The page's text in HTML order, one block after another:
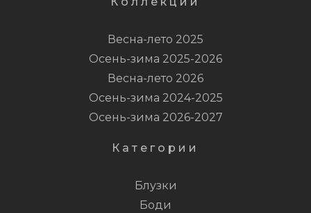
Весна-лето 2025
Осень-зима 2025-2026
Весна-лето 2026
Осень-зима 2024-2025
Осень-зима 2026-2027
Категории
Блузки
Боди